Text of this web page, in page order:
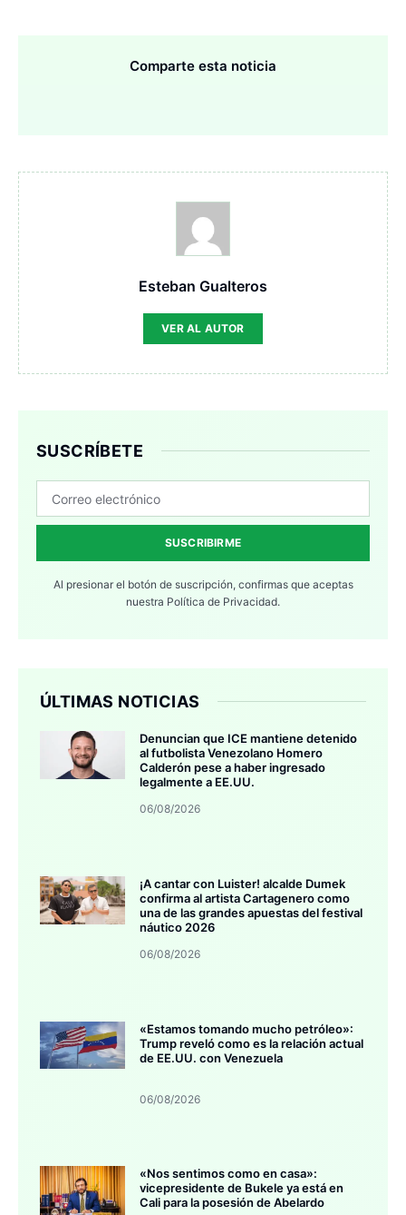
Comparte esta noticia
Esteban Gualteros
VER AL AUTOR
SUSCRÍBETE
SUSCRIBIRME
Al presionar el botón de suscripción, confirmas que aceptas
nuestra Política de Privacidad.
ÚLTIMAS NOTICIAS
Denuncian que ICE mantiene detenido
al futbolista Venezolano Homero
Calderón pese a haber ingresado
legalmente a EE.UU.
06/08/2026
¡A cantar con Luister! alcalde Dumek
confirma al artista Cartagenero como
una de las grandes apuestas del festival
náutico 2026
06/08/2026
«Estamos tomando mucho petróleo»:
Trump reveló como es la relación actual
de EE.UU. con Venezuela
06/08/2026
«Nos sentimos como en casa»:
vicepresidente de Bukele ya está en
Cali para la posesión de Abelardo